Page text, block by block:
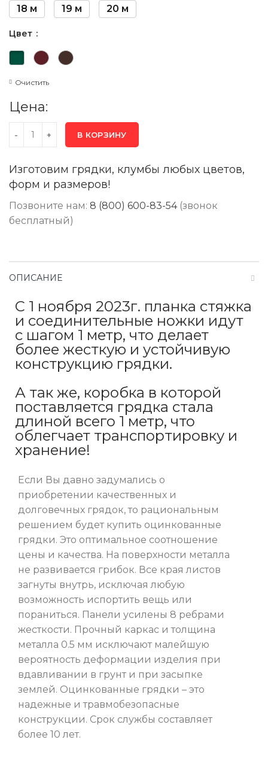
18 м 19 м 20 м
Цвет
Очистить
Цена:
В КОРЗИНУ
Изготовим грядки, клумбы любых цветов,
форм и размеров!
Позвоните нам: 8 (800) 600-83-54(звонок
бесплатный)
ОПИСАНИЕ
С 1 ноября 2023г. планка стяжка
и соединительные ножки идут
с шагом 1 метр, что делает
более жесткую и устойчивую
конструкцию грядки.
А так же, коробка в которой
поставляется грядка стала
длиной всего 1 метр, что
облегчает транспортировку и
хранение!
Если Вы давно задумались о
приобретении качественных и
долговечных грядок, то рациональным
решением будет купить оцинкованные
грядки. Это оптимальное соотношение
цены и качества. На поверхности металла
не развивается грибок. Все края листов
загнуты внутрь, исключая любую
возможность испортить вещь или
пораниться. Панели усилены 8 ребрами
жесткости. Прочный каркас и толщина
металла 0.5 мм исключают малейшую
вероятность деформации изделия при
вдавливании в грунт и при засыпке
землей. Оцинкованные грядки – это
надежные и травмобезопасные
конструкции. Срок службы составляет
более 10 лет.